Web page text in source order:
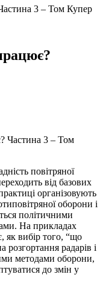
3 – Том Купер
повітряної
від базових
організовують
оборони і
політичними
На прикладах
як вибір того, “що
радарів і
методами оборони,
до змін у